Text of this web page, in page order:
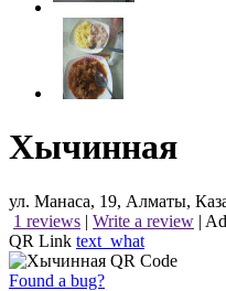
Хычинная
ул. Манаса, 19, Алматы,
1 reviews | Write a review |
QR Link text_what
Found a bug?